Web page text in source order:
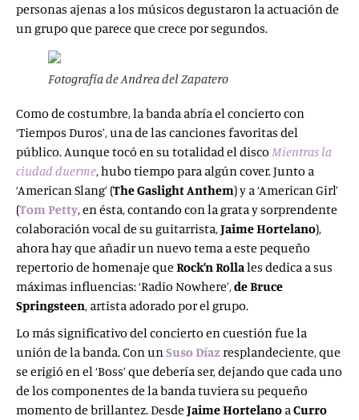
personas ajenas a los músicos degustaron la actuación de
un grupo que parece que crece por segundos.
Fotografía de Andrea del Zapatero
Como de costumbre, la banda abría el concierto con
‘Tiempos Duros’, una de las canciones favoritas del
público. Aunque tocó en su totalidad el disco Mientras la
ciudad duerme, hubo tiempo para algún cover. Junto a
‘American Slang’ (The Gaslight Anthem) y a ‘American Girl’
(Tom Petty, en ésta, contando con la grata y sorprendente
colaboración vocal de su guitarrista,Jaime Hortelano),
ahora hay que añadir un nuevo tema a este pequeño
repertorio de homenaje que Rock’n Rollales dedica a sus
máximas influencias: ‘Radio Nowhere’,de Bruce
Springsteen, artista adorado por el grupo.
Lo más significativo del concierto en cuestión fue la
unión de la banda. Con unSuso Díaz resplandeciente, que
se erigió en el ‘Boss’ que debería ser, dejando que cada uno
de los componentes de la banda tuviera su pequeño
momento de brillantez. Desde Jaime Hortelano aCurro